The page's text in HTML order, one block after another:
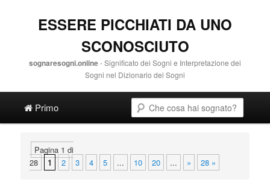
ESSERE PICCHIATI DA UNO
SCONOSCIUTO
sognaresogni.online- Significato dei Sogni e Interpretazione dei
Sogni nel Dizionario dei Sogni
Vai al contenuto principale
Vai al contenuto secondario
Primo
Pagina 1 di
28
1 2 3 4 5 ... 10 20 ... » 28 »